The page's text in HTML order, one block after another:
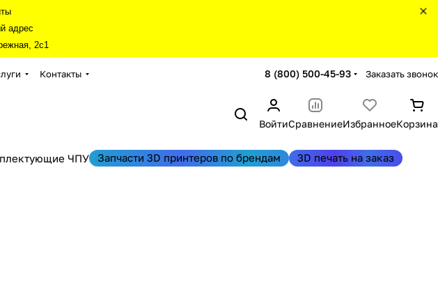
адрес
2с1
Контакты 8 (800) 500-45-93 Заказать звонок
ВойтиСравнениеИзбранноеКорзина
ЧПУ Запчасти 3D принтеров по брендам 3D печать на заказ